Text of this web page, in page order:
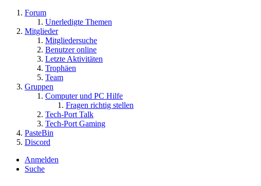
Forum
Unerledigte Themen
Mitglieder
Mitgliedersuche
Benutzer online
Letzte Aktivitäten
Trophäen
Team
Gruppen
Computer und PC Hilfe
Fragen richtig stellen
Tech-Port Talk
Tech-Port Gaming
PasteBin
Discord
Anmelden
Suche